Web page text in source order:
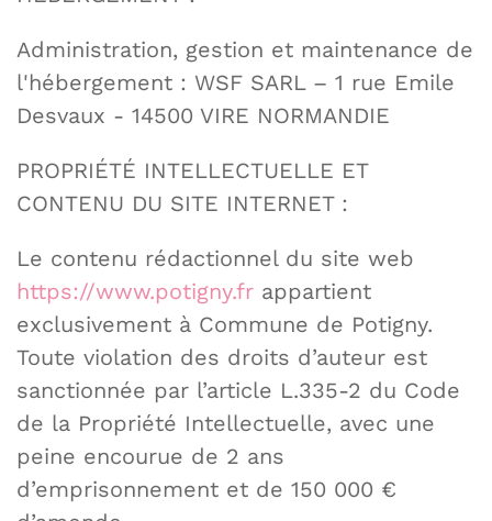
Administration, gestion et maintenance de
l'hébergement : WSF SARL – 1 rue Emile
Desvaux - 14500 VIRE NORMANDIE
PROPRIÉTÉ INTELLECTUELLE ET
CONTENU DU SITE INTERNET :
Le contenu rédactionnel du site web
https://www.potigny.fr appartient
exclusivement à Commune de Potigny.
Toute violation des droits d’auteur est
sanctionnée par l’article L.335-2 du Code
de la Propriété Intellectuelle, avec une
peine encourue de 2 ans
d’emprisonnement et de 150 000 €